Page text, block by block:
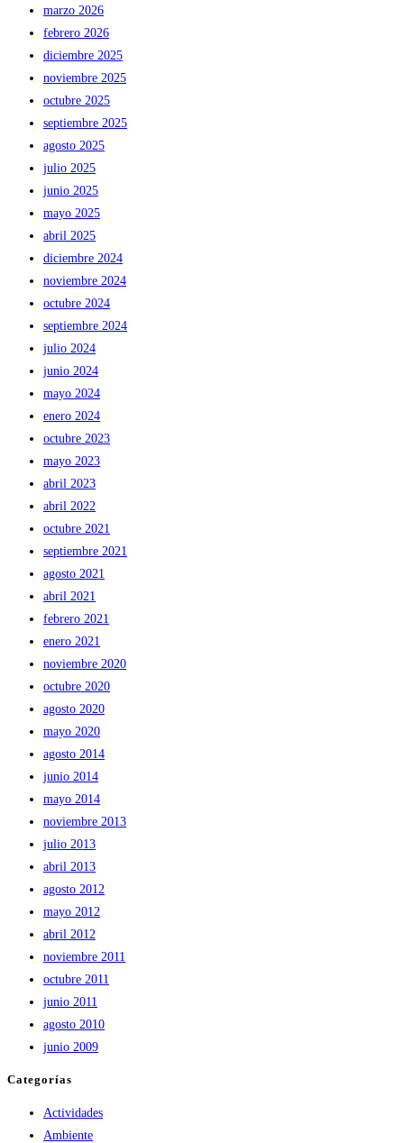
marzo 2026
febrero 2026
diciembre 2025
noviembre 2025
octubre 2025
septiembre 2025
agosto 2025
julio 2025
junio 2025
mayo 2025
abril 2025
diciembre 2024
noviembre 2024
octubre 2024
septiembre 2024
julio 2024
junio 2024
mayo 2024
enero 2024
octubre 2023
mayo 2023
abril 2023
abril 2022
octubre 2021
septiembre 2021
agosto 2021
abril 2021
febrero 2021
enero 2021
noviembre 2020
octubre 2020
agosto 2020
mayo 2020
agosto 2014
junio 2014
mayo 2014
noviembre 2013
julio 2013
abril 2013
agosto 2012
mayo 2012
abril 2012
noviembre 2011
octubre 2011
junio 2011
agosto 2010
junio 2009
Categorías
Actividades
Ambiente